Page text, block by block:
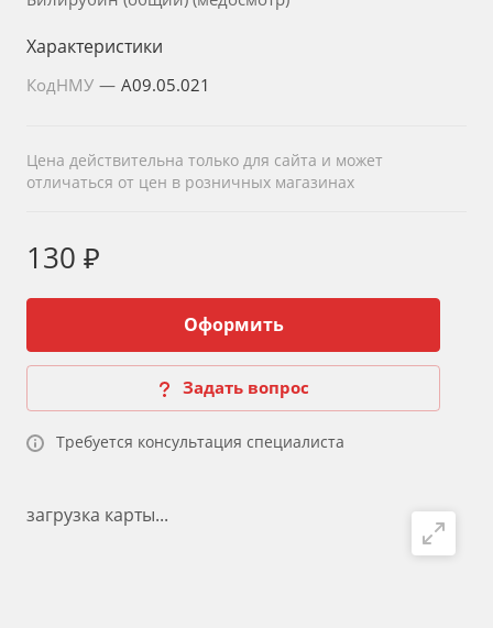
Характеристики
КодНМУ — A09.05.021
Цена действительна только для сайта и может
отличаться от цен в розничных магазинах
130 ₽
Оформить
Задать вопрос
Требуется консультация специалиста
загрузка карты...